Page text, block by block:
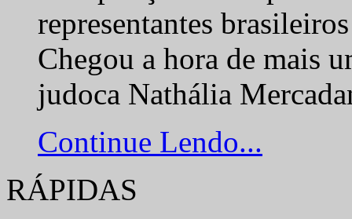
representantes
Chegou a hora de mais
judoca Nathália
Continue Lendo...
RÁPIDAS